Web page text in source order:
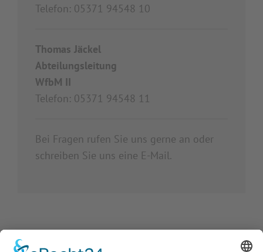
Telefon: 05371 94548 10
Thomas Jäckel
Abteilungsleitung
WfbM II
Telefon: 05371 94548 11
Bei Fragen rufen Sie uns gerne an oder
schreiben Sie uns eine E-Mail.